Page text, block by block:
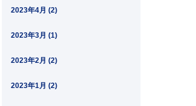
2023年4月 (2)
2023年3月 (1)
2023年2月 (2)
2023年1月 (2)